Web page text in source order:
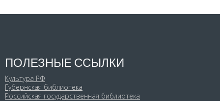
ПОЛЕЗНЫЕ ССЫЛКИ
Культура РФ
Губернская библиотека
Российская государственная библиотека